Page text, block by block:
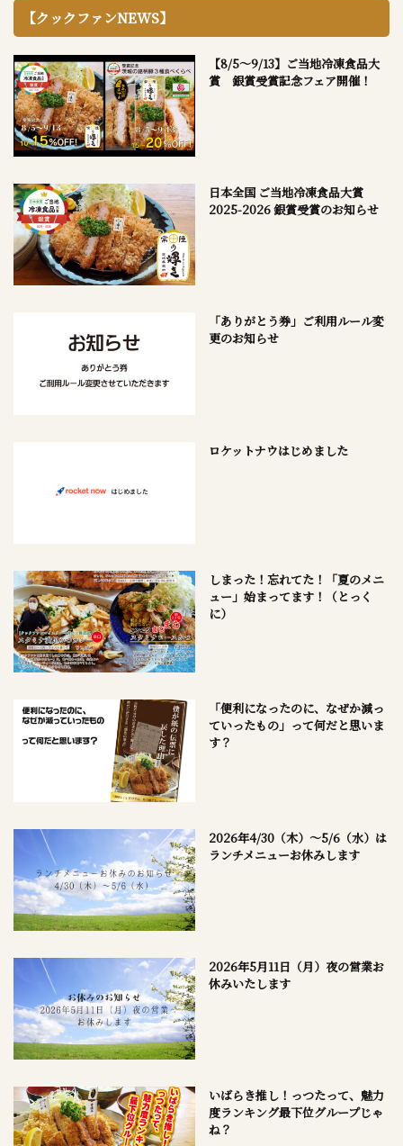
【クックファンNEWS】
【8/5～9/13】ご当地冷凍食品大
賞 銀賞受賞記念フェア開催！
日本全国 ご当地冷凍食品大賞
2025-2026 銀賞受賞のお知らせ
「ありがとう券」ご利用ルール変
更のお知らせ
ロケットナウはじめました
しまった！忘れてた！「夏のメニ
ュー」始まってます！（とっく
に）
「便利になったのに、なぜか減っ
ていったもの」って何だと思いま
す？
2026年4/30（木）～5/6（水）は
ランチメニューお休みします
2026年5月11日（月）夜の営業お
休みいたします
いばらき推し！っつたって、魅力
度ランキング最下位グループじゃ
ね？